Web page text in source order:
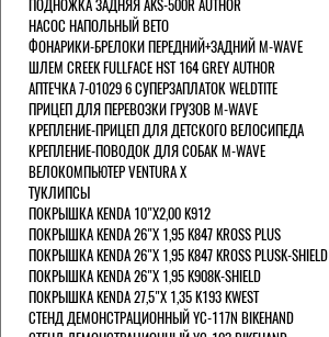
ПОДНОЖКА ЗАДНЯЯ AKS-500R AUTHOR
НАСОС НАПОЛЬНЫЙ BETO
ФОНАРИКИ-БРЕЛОКИ ПЕРЕДНИЙ+ЗАДНИЙ M-WAVE
ШЛЕМ CREEK FULLFACE HST 164 GREY AUTHOR
АПТЕЧКА 7-01029 6 СУПЕРЗАПЛАТОК WELDTITE
ПРИЦЕП ДЛЯ ПЕРЕВОЗКИ ГРУЗОВ M-WAVE
КРЕПЛЕНИЕ-ПРИЦЕП ДЛЯ ДЕТСКОГО ВЕЛОСИПЕДА
КРЕПЛЕНИЕ-ПОВОДОК ДЛЯ СОБАК M-WAVE
ВЕЛОКОМПЬЮТЕР VENTURA Х
ТУКЛИПСЫ
ПОКРЫШКА KENDA 10"Х2,00 K912
ПОКРЫШКА KENDA 26"Х 1,95 K847 KROSS PLUS
ПОКРЫШКА KENDA 26"Х 1,95 K847 KROSS PLUSK-SHIELD
ПОКРЫШКА KENDA 26"Х 1,95 K908K-SHIELD
ПОКРЫШКА KENDA 27,5"Х 1,35 K193 KWEST
СТЕНД ДЕМОНСТРАЦИОННЫЙ YC-117N BIKEHAND